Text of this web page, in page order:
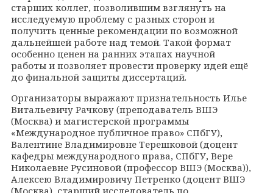
старших коллег, позволившим взглянуть на
исследуемую проблему с разных сторон и
получить ценные рекомендации по возможной
дальнейшей работе над темой. Такой формат
особенно ценен на ранних этапах научной
работы и позволяет провести проверку идей ещё
до финальной защиты диссертаций.
Организаторы выражают признательность Илье
Витальевичу Рачкову (преподаватель ВШЭ
(Москва) и магистерской программы
«Международное публичное право» СПбГУ),
Валентине Владимировне Терешковой (доцент
кафедры международного права, СПбГУ, Вере
Николаевне Русиновой (профессор ВШЭ (Москва)),
Алексею Владимировичу Петренко (доцент ВШЭ
(Москва), старший исследователь по